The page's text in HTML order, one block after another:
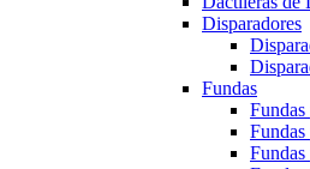
Disparadores
Fundas
Fundas
Fundas